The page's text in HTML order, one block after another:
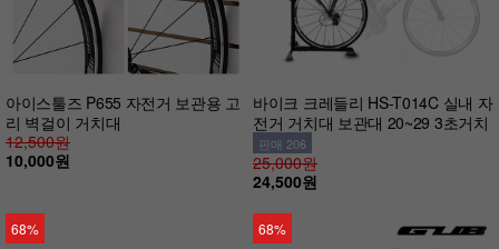
아이스툴즈 P655 자전거 보관용 고
리 벽걸이 거치대
12,500원
10,000원
바이크 크레들리 HS-T014C 실내 자
전거 거치대 보관대 20~29 3초거치
판매 206
25,000원
24,500원
68% 68%